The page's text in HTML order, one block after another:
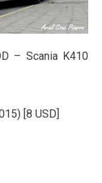
– Scania K410
[8 USD]